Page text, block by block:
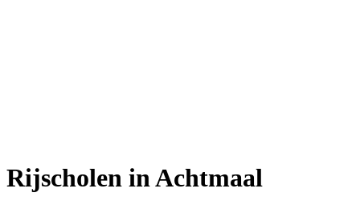
Rijscholen in Achtmaal